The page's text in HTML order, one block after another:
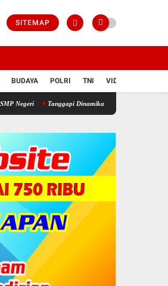
SITEMAP
BUDAYA POLRI TNI VIDIO
Tanggapi Dinamika Pemilihan BPD, Dinas PMD